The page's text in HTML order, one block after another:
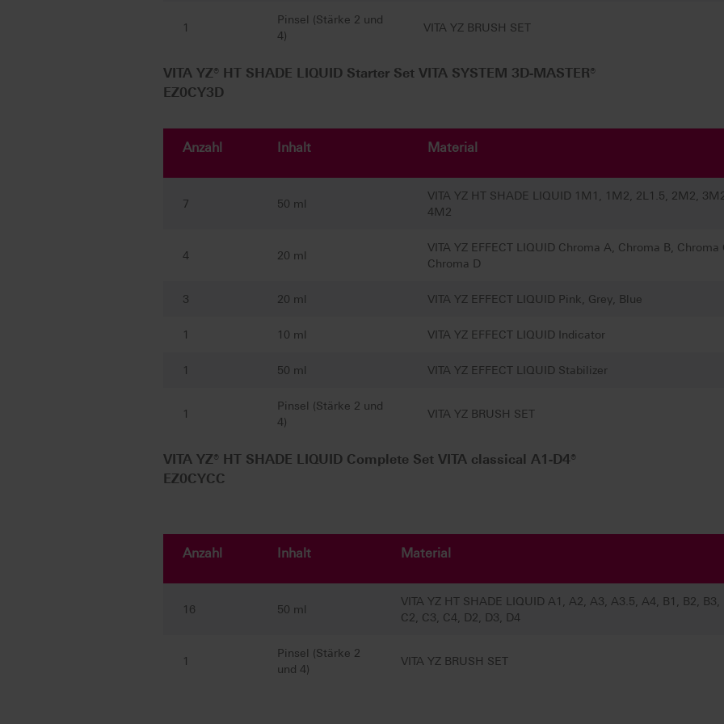
1
Pinsel (Stärke 2 und
4)
VITA YZ BRUSH SET
VITA YZ® HT SHADE LIQUID Starter Set VITA SYSTEM 3D-MASTER®
EZ0CY3D
Anzahl Inhalt Material
7 50 ml
VITA YZ HT SHADE LIQUID 1M1, 1M2, 2L1.5, 2M2,
4M2
4 20 ml
VITA YZ EFFECT LIQUID Chroma A, Chroma B, Chroma
Chroma D
3 20 ml VITA YZ EFFECT LIQUID Pink, Grey, Blue
1 10 ml VITA YZ EFFECT LIQUID Indicator
1 50 ml VITA YZ EFFECT LIQUID Stabilizer
1
Pinsel (Stärke 2 und
4)
VITA YZ BRUSH SET
VITA YZ® HT SHADE LIQUID Complete Set VITA classical A1-D4®
EZ0CYCC
Anzahl Inhalt Material
16 50 ml
VITA YZ HT SHADE LIQUID A1, A2, A3, A3.5, A4, B1, B2, B3,
C2, C3, C4, D2, D3, D4
1
Pinsel (Stärke 2
und 4)
VITA YZ BRUSH SET